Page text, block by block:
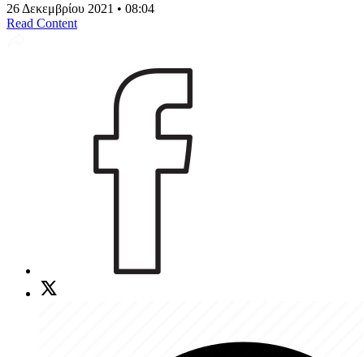
26 Δεκεμβρίου 2021 • 08:04
Read Content